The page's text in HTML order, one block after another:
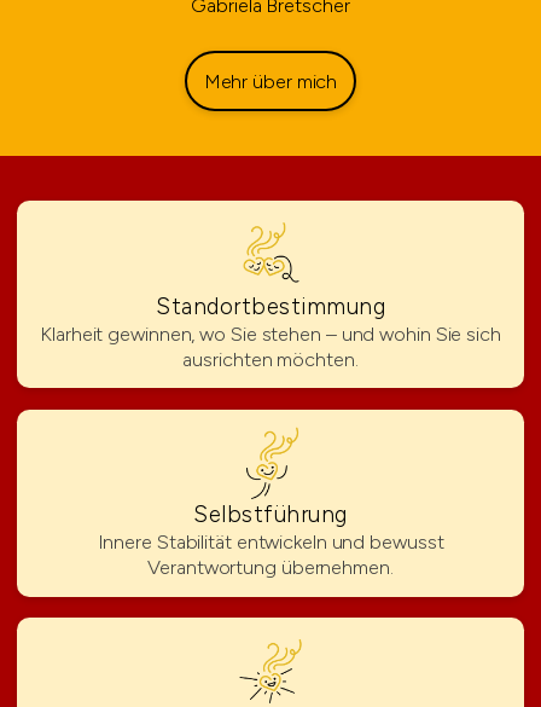
Gabriela Bretscher
Mehr über mich
Standortbestimmung
Klarheit gewinnen, wo Sie stehen – und wohin Sie sich
ausrichten möchten.
Selbstführung
Innere Stabilität entwickeln und bewusst
Verantwortung übernehmen.